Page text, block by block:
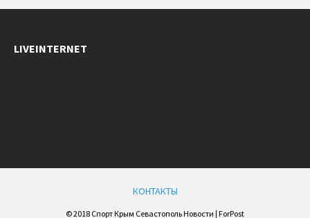
LIVEINTERNET
КОНТАКТЫ
© 2018 Спорт Крым Севастополь Новости | ForPost